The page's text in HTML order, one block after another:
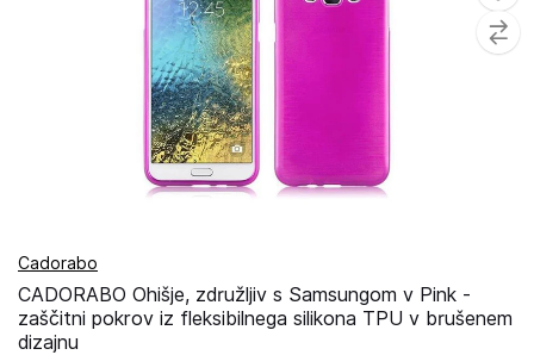
Cadorabo
CADORABO Ohišje, združljiv s Samsungom v Pink -
zaščitni pokrov iz fleksibilnega silikona TPU v brušenem
dizajnu